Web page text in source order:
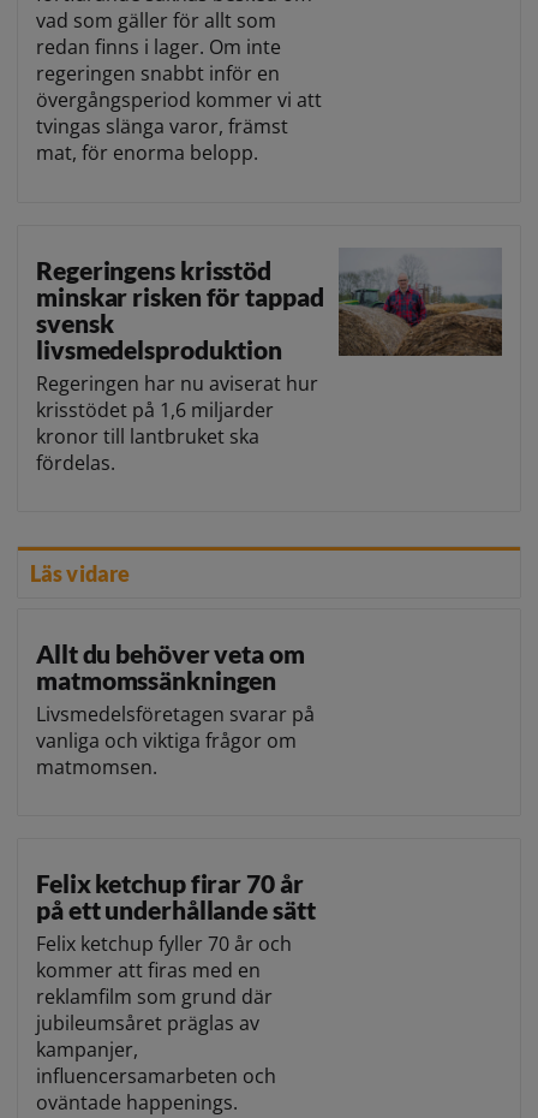
vad som gäller för allt som
redan finns i lager. Om inte
regeringen snabbt inför en
övergångsperiod kommer vi att
tvingas slänga varor, främst
mat, för enorma belopp.
Regeringens krisstöd
minskar risken för tappad
svensk
livsmedelsproduktion
Regeringen har nu aviserat hur
krisstödet på 1,6 miljarder
kronor till lantbruket ska
fördelas.
Läs vidare
Allt du behöver veta om
matmomssänkningen
Livsmedelsföretagen svarar på
vanliga och viktiga frågor om
matmomsen.
Felix ketchup firar 70 år
på ett underhållande sätt
Felix ketchup fyller 70 år och
kommer att firas med en
reklamfilm som grund där
jubileumsåret präglas av
kampanjer,
influencersamarbeten och
oväntade happenings.